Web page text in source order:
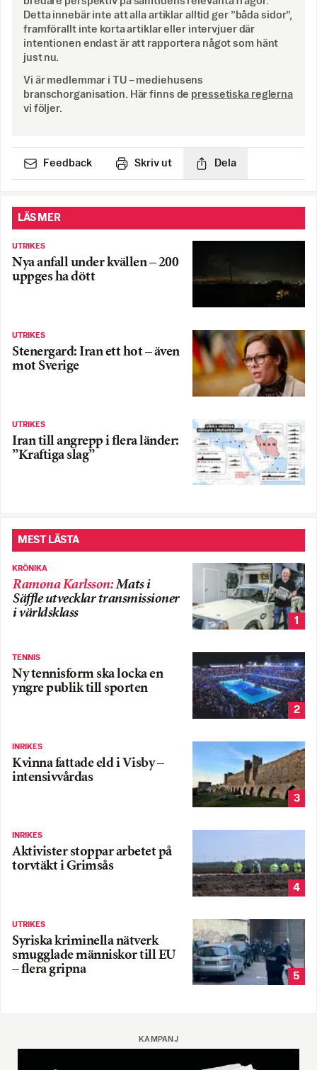
Detta innebär inte att alla artiklar alltid ger ”båda sidor”,
framförallt inte korta artiklar eller intervjuer där
intentionen endast är att rapportera något som hänt
just nu.
Vi är medlemmar i TU – mediehusens
branschorganisation. Här finns de pressetiska reglerna
vi följer.
Feedback Skriv ut Dela
LÄS MER
UTRIKES
Nya anfall under kvällen – 200
uppges ha dött
UTRIKES
Stenergard: Iran ett hot – även
mot Sverige
UTRIKES
Iran till angrepp i flera länder:
”Kraftiga slag”
MEST LÄSTA
KRÖNIKA
Ramona Karlsson:Mats i
Säffle utvecklar transmissioner
i världsklass
1
TENNIS
Ny tennisform ska locka en
yngre publik till sporten
2
INRIKES
Kvinna fattade eld i Visby –
intensivvårdas
3
INRIKES
Aktivister stoppar arbetet på
torvtäkt i Grimsås
4
UTRIKES
Syriska kriminella nätverk
smugglade människor till EU
– flera gripna
5
KAMPANJ